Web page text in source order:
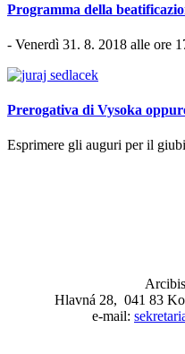
Programma della
- Venerdì 31. 8. 2018 alle ore
Prerogativa di Vysoka
Esprimere gli auguri per il
Hlavná 28, 041 83
e-mail: